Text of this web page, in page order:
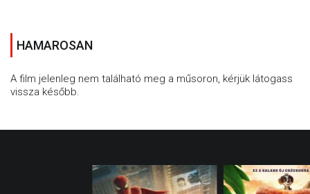
HAMAROSAN
A film jelenleg nem található meg a műsoron, kérjük látogass
vissza később.